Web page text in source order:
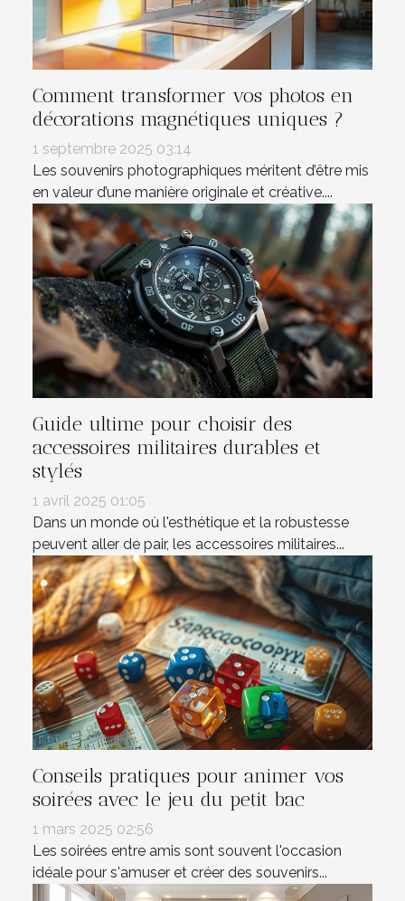
Comment transformer vos photos en
décorations magnétiques uniques ?
1 septembre 2025 03:14
Les souvenirs photographiques méritent d’être mis
en valeur d’une manière originale et créative....
Guide ultime pour choisir des
accessoires militaires durables et
stylés
1 avril 2025 01:05
Dans un monde où l'esthétique et la robustesse
peuvent aller de pair, les accessoires militaires...
Conseils pratiques pour animer vos
soirées avec le jeu du petit bac
1 mars 2025 02:56
Les soirées entre amis sont souvent l'occasion
idéale pour s'amuser et créer des souvenirs...